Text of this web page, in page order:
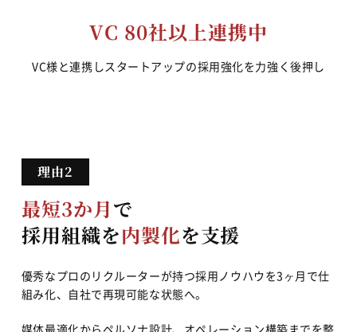
VC 80社以上連携中
VC様と連携しスタートアップの採用強化を力強く後押し
最短3か月で
採用組織を内製化を支援
優秀なプロのリクルーターが持つ採用ノウハウを3ヶ月で仕
組み化、自社で再現可能な状態へ。
媒体最適化からペルソナ設計、オペレーション構築までを整